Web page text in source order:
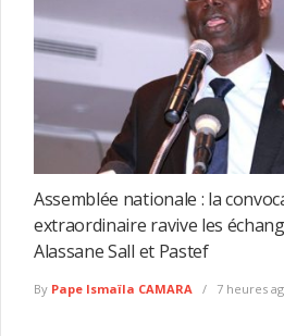
Assemblée nationale : la
extraordinaire ravive les
Alassane Sall et Pastef
By Pape Ismaïla CAMARA 7 heures